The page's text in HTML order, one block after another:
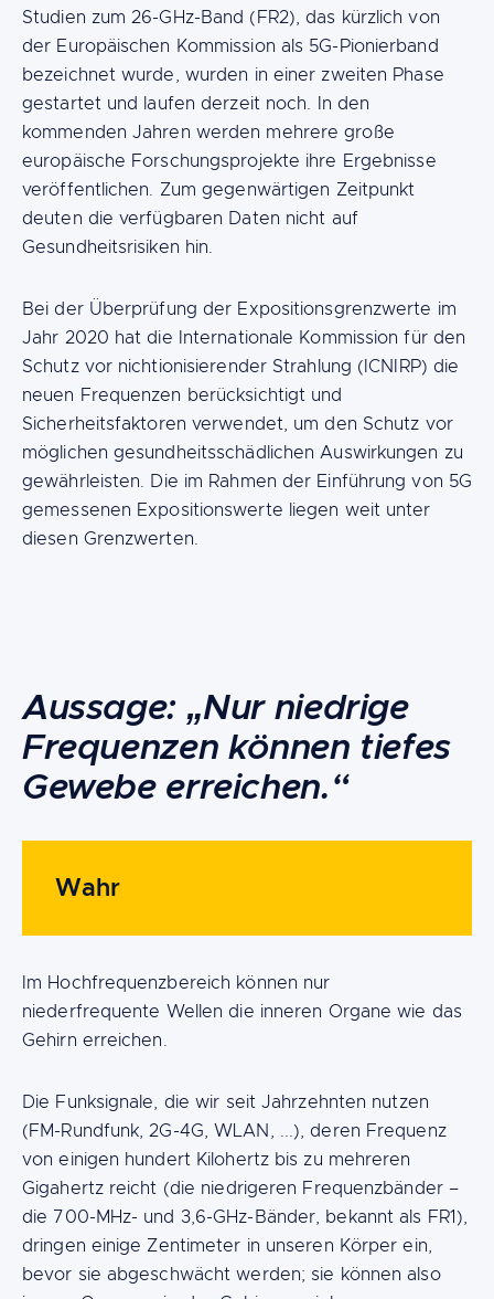
Studien zum 26-GHz-Band (FR2), das kürzlich von
der Europäischen Kommission als 5G-Pionierband
bezeichnet wurde, wurden in einer zweiten Phase
gestartet und laufen derzeit noch. In den
kommenden Jahren werden mehrere große
europäische Forschungsprojekte ihre Ergebnisse
veröffentlichen. Zum gegenwärtigen Zeitpunkt
deuten die verfügbaren Daten nicht auf
Gesundheitsrisiken hin.
Bei der Überprüfung der Expositionsgrenzwerte im
Jahr 2020 hat die Internationale Kommission für den
Schutz vor nichtionisierender Strahlung (ICNIRP) die
neuen Frequenzen berücksichtigt und
Sicherheitsfaktoren verwendet, um den Schutz vor
möglichen gesundheitsschädlichen Auswirkungen zu
gewährleisten. Die im Rahmen der Einführung von 5G
gemessenen Expositionswerte liegen weit unter
diesen Grenzwerten.
Aussage: „Nur niedrige
Frequenzen können tiefes
Gewebe erreichen.“
Wahr
Im Hochfrequenzbereich können nur
niederfrequente Wellen die inneren Organe wie das
Gehirn erreichen.
Die Funksignale, die wir seit Jahrzehnten nutzen
(FM-Rundfunk, 2G-4G, WLAN, ...), deren Frequenz
von einigen hundert Kilohertz bis zu mehreren
Gigahertz reicht (die niedrigeren Frequenzbänder –
die 700-MHz- und 3,6-GHz-Bänder, bekannt als FR1),
dringen einige Zentimeter in unseren Körper ein,
bevor sie abgeschwächt werden; sie können also